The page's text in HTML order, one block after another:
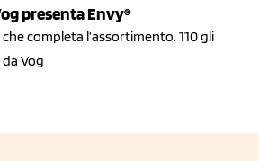
presenta Envy®
completa l’assortimento. 110 gli
Vog